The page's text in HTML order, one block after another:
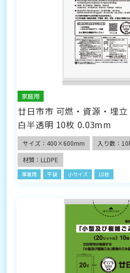
家庭用
廿日市市 可燃・資源・埋
白半透明 10枚 0.03mm
サイズ：400×600mm 入り数：10
材質：LLDPE
事業用 平袋 小サイズ 10枚